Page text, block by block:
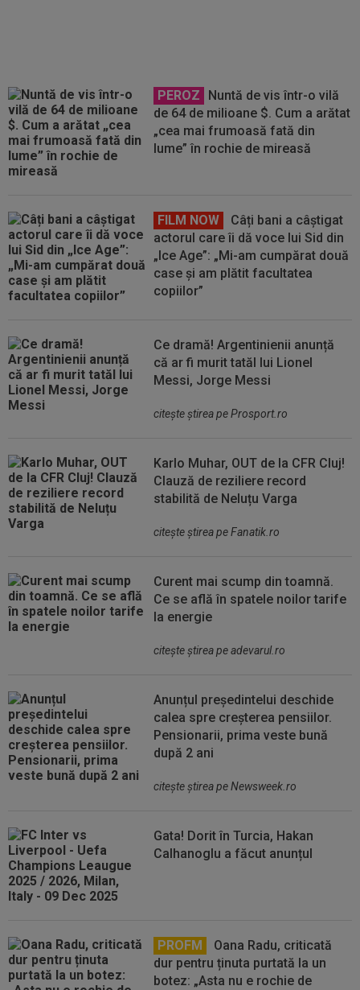
PEROZ
Nuntă de vis într-o vilă
de 64 de milioane $. Cum a arătat
„cea mai frumoasă fată din
lume” în rochie de mireasă
FILM NOW
Câți bani a câștigat
actorul care îi dă voce lui Sid din
„Ice Age”: „Mi-am cumpărat două
case și am plătit facultatea
copiilor”
Ce dramă! Argentinienii anunță
că ar fi murit tatăl lui Lionel
Messi, Jorge Messi
citeşte ştirea pe Prosport.ro
Karlo Muhar, OUT de la CFR Cluj!
Clauză de reziliere record
stabilită de Neluțu Varga
citeşte ştirea pe Fanatik.ro
Curent mai scump din toamnă.
Ce se află în spatele noilor tarife
la energie
citeşte ştirea pe adevarul.ro
Anunțul președintelui deschide
calea spre creșterea pensiilor.
Pensionarii, prima veste bună
după 2 ani
citeşte ştirea pe Newsweek.ro
Gata! Dorit în Turcia, Hakan
Calhanoglu a făcut anunțul
PROFM
Oana Radu, criticată
dur pentru ținuta purtată la un
botez: „Asta nu e rochie de